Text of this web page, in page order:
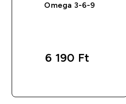
Omega 3-6-9
6 190 Ft‎